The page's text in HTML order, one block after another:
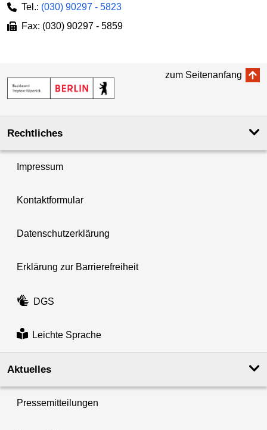
Tel.: (030) 90297 - 5823
Fax: (030) 90297 - 5859
zum Seitenanfang
Rechtliches
Impressum
Kontaktformular
Datenschutzerklärung
Erklärung zur Barrierefreiheit
DGS
Leichte Sprache
Aktuelles
Pressemitteilungen